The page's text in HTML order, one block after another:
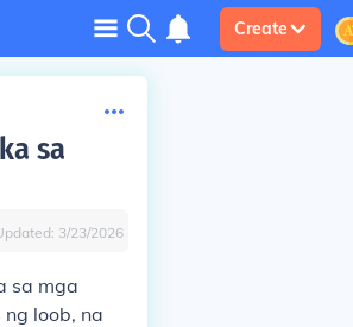
Create
sa
3/23/2026
sa mga
loob, na